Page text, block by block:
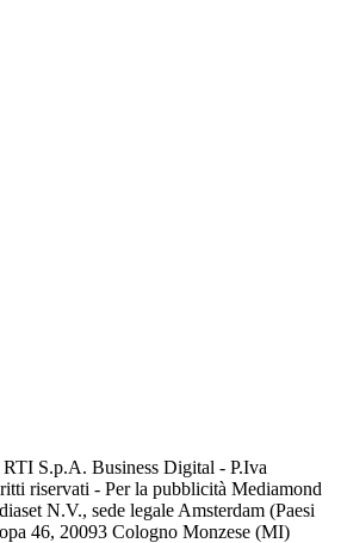
RTI S.p.A. Business Digital - P.Iva
riservati - Per la pubblicità Mediamond
N.V., sede legale Amsterdam (Paesi
46, 20093 Cologno Monzese (MI)